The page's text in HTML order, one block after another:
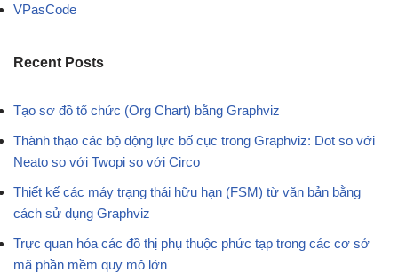
VPasCode
Recent Posts
Tạo sơ đồ tổ chức (Org Chart) bằng Graphviz
Thành thạo các bộ động lực bố cục trong Graphviz: Dot so với
Neato so với Twopi so với Circo
Thiết kế các máy trạng thái hữu hạn (FSM) từ văn bản bằng
cách sử dụng Graphviz
Trực quan hóa các đồ thị phụ thuộc phức tạp trong các cơ sở
mã phần mềm quy mô lớn